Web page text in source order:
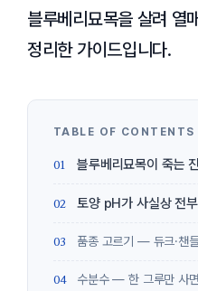
블루베리묘목을 살려 열
정리한 가이드입니다.
블루베리묘목이 죽는
토양 pH가 사실상 전
품종 고르기 — 듀크·챈
수분수 — 한 그루만 사